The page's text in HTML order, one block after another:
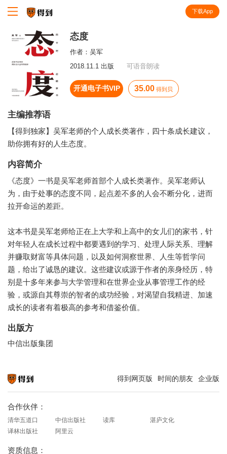
下载App
态度
作者： 吴军
2018.11.1 出版
可语音朗读
开通电子书VIP 35.00 得到贝
主编推荐语
【得到独家】吴军老师的个人成长类著作，四十条成长建议，
助你拥有好的人生态度。
内容简介
《态度》一书是吴军老师首部个人成长类著作。吴军老师认
为，由于处事的态度不同，起点差不多的人会不断分化，进而
拉开命运的差距。
这本书是吴军老师给正在上大学和上高中的女儿们的家书，针
对年轻人在成长过程中都要遇到的学习、处理人际关系、理解
并赚取财富等具体问题，以及如何洞察世界、人生等哲学问
题，给出了诚恳的建议。这些建议或源于作者的亲身经历，特
别是十多年来参与大学管理和在世界企业从事管理工作的经
验，或源自其尊崇的智者的成功经验，对渴望自我精进、加速
成长的读者有着极高的参考和借鉴价值。
出版方
中信出版集团
得到网页版 时间的朋友 企业版
合作伙伴：
清华五道口 中信出版社 读库
湛庐文化
译林出版社
阿里云
资质信息：